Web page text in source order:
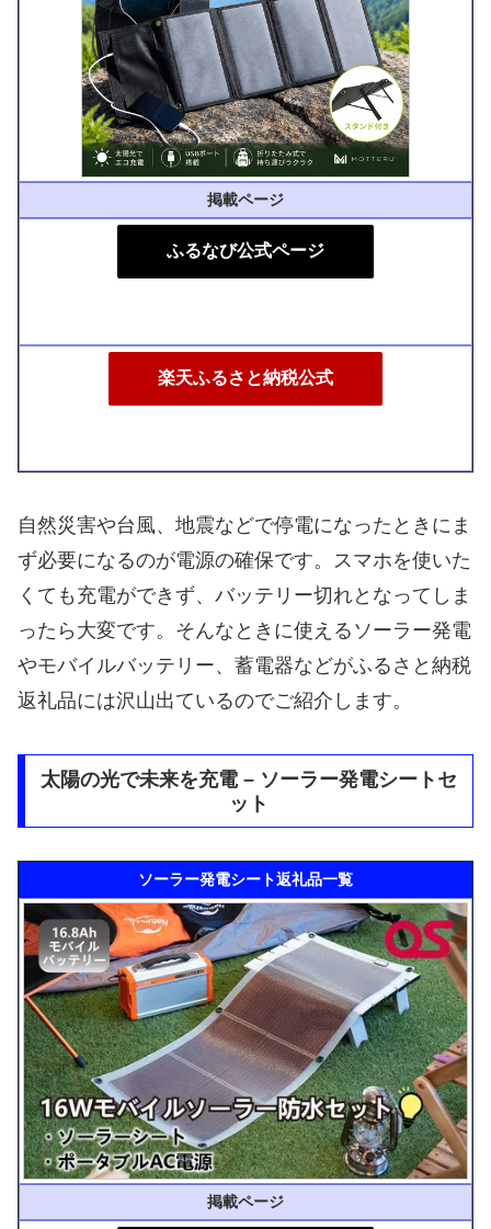
掲載ページ
ふるなび公式ページ
楽天ふるさと納税公式
自然災害や台風、地震などで停電になったときにま
ず必要になるのが電源の確保です。スマホを使いた
くても充電ができず、バッテリー切れとなってしま
ったら大変です。そんなときに使えるソーラー発電
やモバイルバッテリー、蓄電器などがふるさと納税
返礼品には沢山出ているのでご紹介します。
太陽の光で未来を充電 – ソーラー発電シートセ
ット
ソーラー発電シート返礼品一覧
掲載ページ